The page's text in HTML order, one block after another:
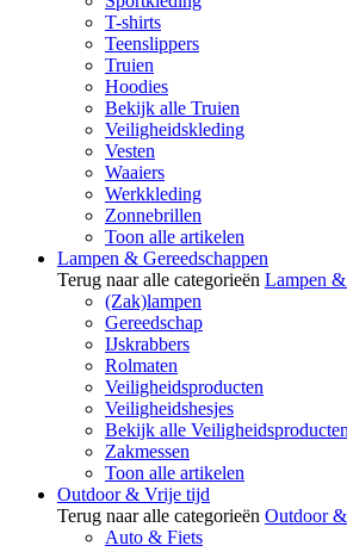
T-shirts
Teenslippers
Truien
Hoodies
Bekijk alle Truien
Veiligheidskleding
Vesten
Waaiers
Werkkleding
Zonnebrillen
Toon alle artikelen
Lampen & Gereedschappen
Terug naar alle categorieën Lampen &
(Zak)lampen
Gereedschap
IJskrabbers
Rolmaten
Veiligheidsproducten
Veiligheidshesjes
Bekijk alle Veiligheidsproducten
Zakmessen
Toon alle artikelen
Outdoor & Vrije tijd
Terug naar alle categorieën Outdoor
Auto & Fiets